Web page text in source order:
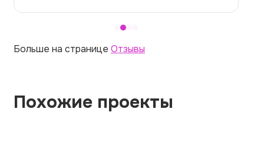
Больше на странице Отзывы
Похожие проекты